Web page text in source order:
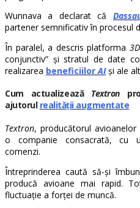
Wunnava a declarat că
partener semnificativ în procesul
În paralel, a descris platforma
conjunctiv” și stratul de date
realizarea beneficiilor AIși ale
Cum actualizează Textron
ajutorul realității augmentate
Textron, producătorul avioanelor
o companie consacrată, cu
comenzi.
Întreprinderea caută să-și
producă avioane mai rapid.
fluctuație a forței de muncă.